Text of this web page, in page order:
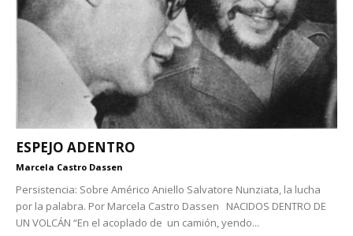
ESPEJO ADENTRO
Marcela Castro Dassen
Persistencia: Sobre Américo Aniello Salvatore Nunziata, la lucha
por la palabra. Por Marcela Castro Dassen NACIDOS DENTRO DE
UN VOLCÁN “En el acoplado de un camión, yendo...